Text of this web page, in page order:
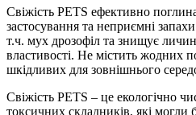
Свіжість PETS ефективно
застосування та неприємні
т.ч. мух дрозофіл та знищує
властивості. Не містить жодних
шкідливих для зовнішнього
Свіжість PETS – це екологічно
токсичних складників, які